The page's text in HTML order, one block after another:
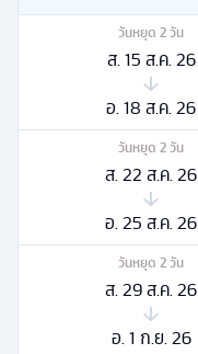
วันหยุด 2วัน
ส. 15 ส.ค. 26
อ. 18 ส.ค. 26
วันหยุด 2วัน
ส. 22 ส.ค. 26
อ. 25 ส.ค. 26
วันหยุด 2วัน
ส. 29 ส.ค. 26
อ. 1 ก.ย. 26